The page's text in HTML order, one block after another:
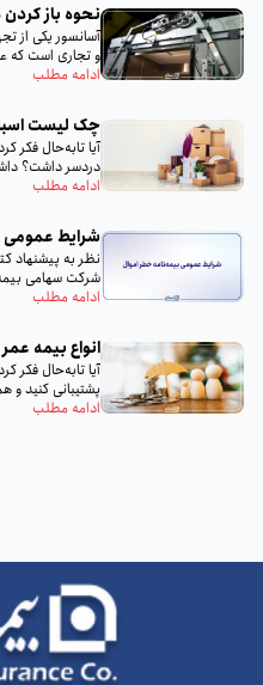
نحوه باز
آسانسور یکی از
و تجاری است که
ادامه مطلب
چک لیست
آیا تا‌به‌حال فکر
دردسر داشت؟
تمام...
ادامه مطلب
شرایط عمومی
نظر به پيشنهاد
شركت سهامى
ادامه مطلب
انواع بیمه عمر
آیا تا‌به‌حال فکر
پشتیبانی کنید و
ادامه مطلب